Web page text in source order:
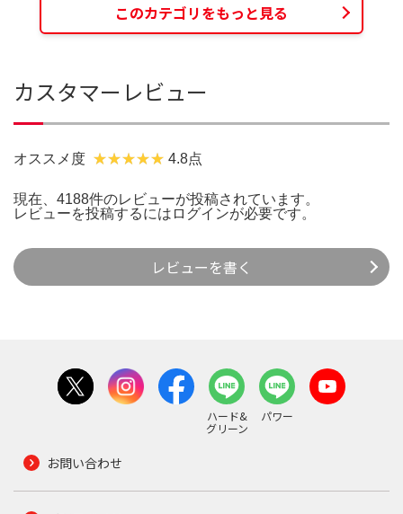
このカテゴリをもっと見る
カスタマーレビュー
オススメ度 4.8点
現在、4188件のレビューが投稿されています。
レビューを投稿するには ログインが必要です。
レビューを書く
ハード&
グリーン
パワー
お問い合わせ